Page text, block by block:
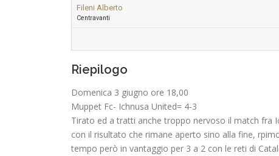
Fileni Alberto
Centravanti
Riepilogo
Domenica 3 giugno ore 18,00
Muppet Fc- Ichnusa United= 4-3
Tirato ed a tratti anche troppo nervoso il match fra
con il risultato che rimane aperto sino alla fine,
tempo però in vantaggio per 3 a 2 con le reti di